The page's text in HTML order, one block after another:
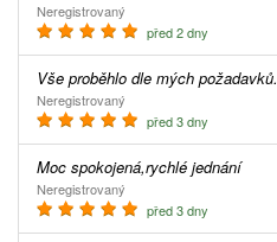
Neregistrovaný
před 2 dny
Vše proběhlo dle mých požadavků.
Neregistrovaný
před 3 dny
Moc spokojená,rychlé jednání
Neregistrovaný
před 3 dny